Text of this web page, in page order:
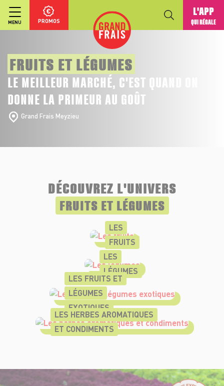
MENU PROMOS
L'APP
QUI RÉGALE
FRUITS ET LÉGUMES
LE MEILLEUR MARCHÉ, C'EST QUAND ON
DONNE LA PRIMEUR AU GOÛT
Grand Frais Meyzieu
DÉCOUVREZ L'UNIVERS
FRUITS ET LÉGUMES
LES
FRUITS
LES
LÉGUMES
LES FRUITS ET
LÉGUMES
EXOTIQUES
LES HERBES AROMATIQUES
ET CONDIMENTS